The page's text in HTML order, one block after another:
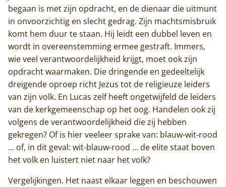
Trappisten
De abdij
Actueel
Monnik worden
Contact
begaan is met zijn opdracht, en de dienaar die uitmunt
in onvoorzichtig en slecht gedrag. Zijn machtsmisbruik
komt hem duur te staan. Hij leidt een dubbel leven en
wordt in overeenstemming ermee gestraft. Immers,
wie veel verantwoordelijkheid krijgt, moet ook zijn
opdracht waarmaken. Die dringende en gedeeltelijk
dreigende oproep richt Jezus tot de religieuze leiders
van zijn volk. En Lucas zelf heeft ongetwijfeld de leiders
van de kerkgemeenschap op het oog. Handelen ook zij
volgens de verantwoordelijkheid die zij hebben
gekregen? Of is hier veeleer sprake van: blauw-wit-rood
... of, in dit geval: wit-blauw-rood … de elite staat boven
het volk en luistert niet naar het volk?
Vergelijkingen. Het naast elkaar leggen en beschouwen